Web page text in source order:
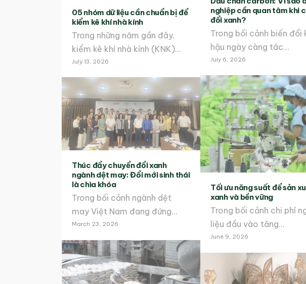
05 nhóm dữ liệu cần chuẩn bị để
kiểm kê khí nhà kính
Trong những năm gần đây,
kiểm kê khí nhà kính (KNK)…
July 13, 2026
nghiệp cần quan tâm khi
đổi xanh?
Trong bối cảnh biến đổi
hậu ngày càng tác…
July 6, 2026
Tối ưu năng suất để sản
xanh và bền vững
Trong bối cảnh chi phí
liệu đầu vào tăng…
June 9, 2026
Thúc đẩy chuyển đổi xanh
ngành dệt may: Đổi mới sinh thái
là chìa khóa
Trong bối cảnh ngành dệt
may Việt Nam đang đứng…
March 23, 2026